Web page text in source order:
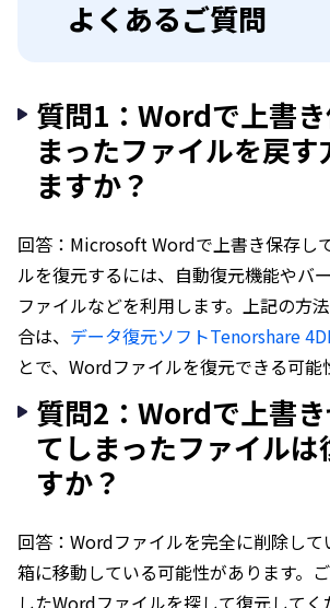
よくあるご質問
質問1：Wordで上書
まったファイルを戻す
ますか？
回答：Microsoft Wordで上書き保存し
ルを復元するには、自動復元機能やバ
ファイルなどを利用します。上記の方
合は、 データ復元ソフトTenorshare
とで、Wordファイルを復元できる可能
質問2：Wordで上書
てしまったファイルは
すか？
回答：Wordファイルを完全に削除し
箱に移動している可能性があります。
したWordファイルを探して復元してく